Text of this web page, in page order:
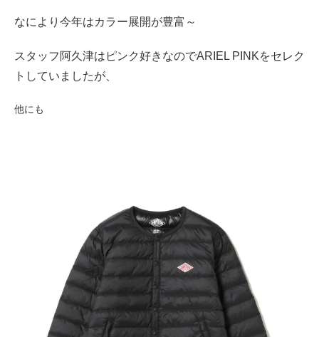
なにより今年はカラー展開が豊富～
スタッフ阿久津はピンク好きなのでARIEL PINKをセレク
トしていましたが、
他にも